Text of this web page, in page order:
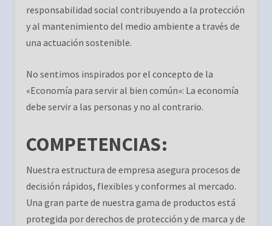
responsabilidad social contribuyendo a la protección
y al mantenimiento del medio ambiente a través de
una actuación sostenible.
No sentimos inspirados por el concepto de la
«Economía para servir al bien común»: La economía
debe servir a las personas y no al contrario.
COMPETENCIAS:
Nuestra estructura de empresa asegura procesos de
decisión rápidos, flexibles y conformes al mercado.
Una gran parte de nuestra gama de productos está
protegida por derechos de protección y de marca y de